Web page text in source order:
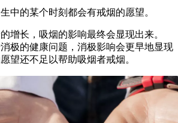
中的某个时刻都会有戒烟的愿望。
增长，吸烟的影响最终会显现出来。
极的健康问题，消极影响会更早地显现
望还不足以帮助吸烟者戒烟。